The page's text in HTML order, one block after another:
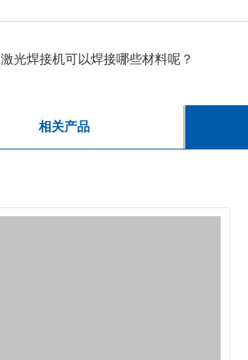
激光焊接机可以焊接哪些材料呢？
相关产品